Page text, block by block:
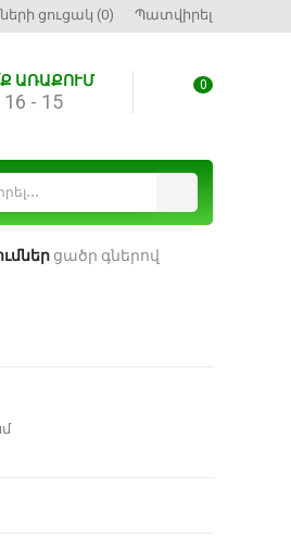
ցուցակ (0) Պատվիրել
0
ԱՌԱՔՈՒՄ
- 15
ցածր գներով